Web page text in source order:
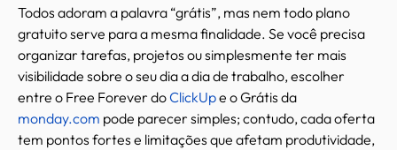
Todos adoram a palavra “grátis”, mas nem todo plano
gratuito serve para a mesma finalidade. Se você precisa
organizar tarefas, projetos ou simplesmente ter mais
visibilidade sobre o seu dia a dia de trabalho, escolher
entre o Free Forever doClickUpe o Grátis da
monday.com pode parecer simples; contudo, cada oferta
tem pontos fortes e limitações que afetam produtividade,